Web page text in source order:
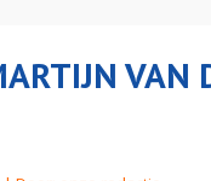
VAN